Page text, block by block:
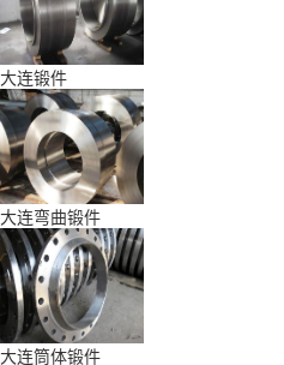
大连锻件
大连弯曲锻件
大连筒体锻件